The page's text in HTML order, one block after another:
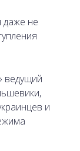
даже не
ведущий
и